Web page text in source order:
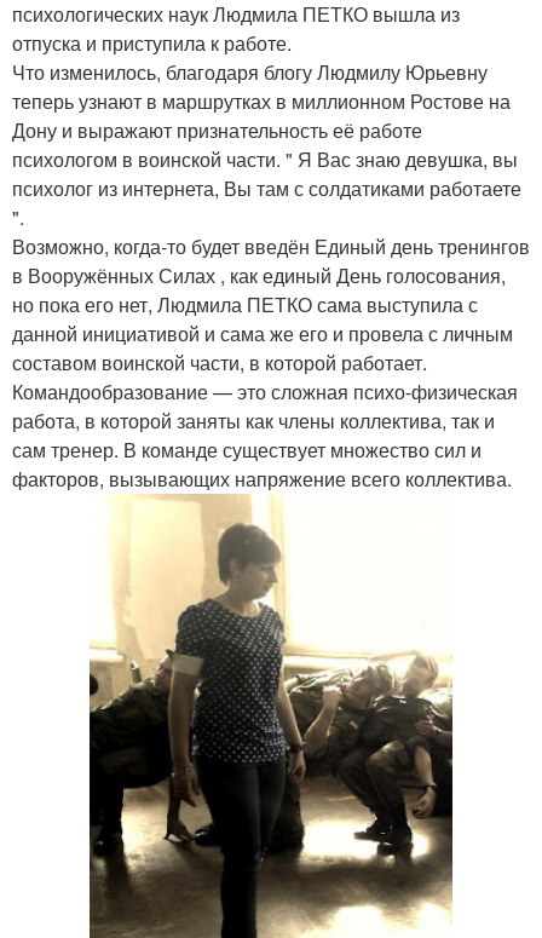
психологических наук Людмила ПЕТКО вышла из
отпуска и приступила к работе.
Что изменилось, благодаря блогу Людмилу Юрьевну
теперь узнают в маршрутках в миллионном Ростове на
Дону и выражают признательность её работе
психологом в воинской части. " Я Вас знаю девушка, вы
психолог из интернета, Вы там с солдатиками работаете
".
Возможно, когда-то будет введён Единый день тренингов
в Вооружённых Силах , как единый День голосования,
но пока его нет, Людмила ПЕТКО сама выступила с
данной инициативой и сама же его и провела с личным
составом воинской части, в которой работает.
Командообразование — это сложная психо-физическая
работа, в которой заняты как члены коллектива, так и
сам тренер. В команде существует множество сил и
факторов, вызывающих напряжение всего коллектива.